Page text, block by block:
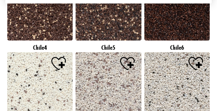
Chile4 Chile5 Chile6